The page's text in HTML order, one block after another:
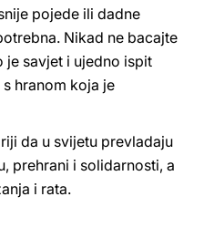
pojede ili dadne
Nikad ne bacajte
je savjet i ujedno ispit
hranom koja je
da u svijetu prevladaju
prehrani i solidarnosti, a
i rata.